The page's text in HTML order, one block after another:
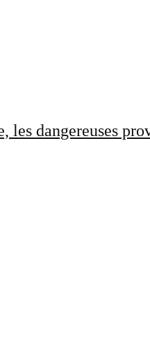
les dangereuses